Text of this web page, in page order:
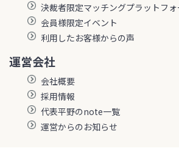
決裁者限定マッチングプラットフォ
会員様限定イベント
利用したお客様からの声
運営会社
会社概要
採用情報
代表平野のnote一覧
運営からのお知らせ